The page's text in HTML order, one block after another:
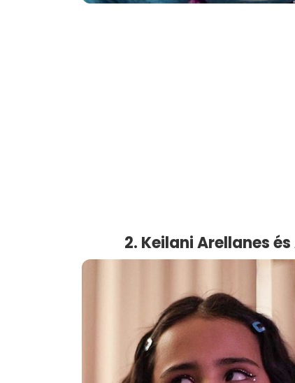
2. Keilani Arellanes